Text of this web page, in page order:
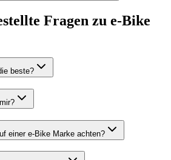
Fragen zu e-Bike
beste?
einer e-Bike Marke achten?